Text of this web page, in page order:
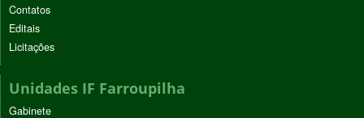
Contatos
Editais
Licitações
Unidades IF Farroupilha
Gabinete